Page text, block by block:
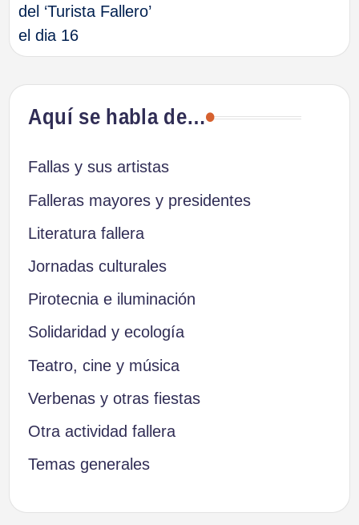
entradas
del ‘Turista Fallero’
el dia 16
Aquí se habla de…
Fallas y sus artistas
Falleras mayores y presidentes
Literatura fallera
Jornadas culturales
Pirotecnia e iluminación
Solidaridad y ecología
Teatro, cine y música
Verbenas y otras fiestas
Otra actividad fallera
Temas generales